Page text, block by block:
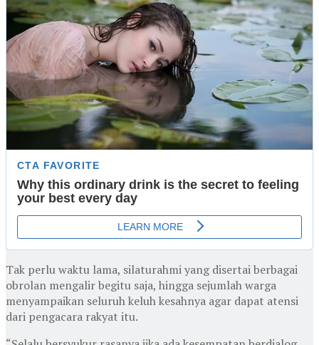
Tak perlu waktu lama, silaturahmi yang disertai berbagai
obrolan mengalir begitu saja, hingga sejumlah warga
menyampaikan seluruh keluh kesahnya agar dapat atensi
dari pengacara rakyat itu.